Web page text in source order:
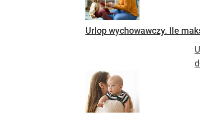
Urlop wychowawczy. Ile